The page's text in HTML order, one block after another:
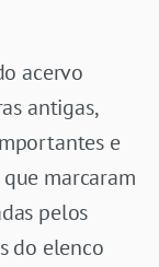
acervo
antigas,
e
marcaram
pelos
do elenco